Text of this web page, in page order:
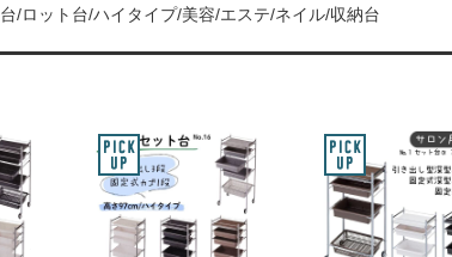
/ロット台/ハイタイプ/美容/エステ/ネイル/収納台